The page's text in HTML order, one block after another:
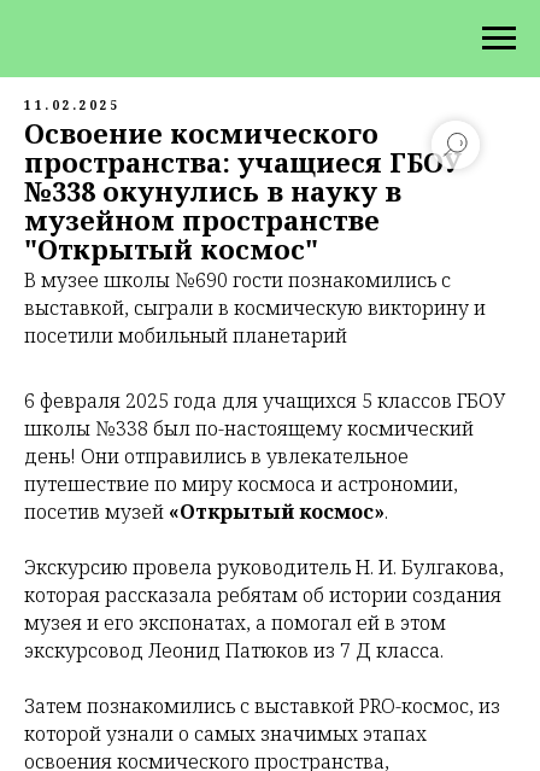
11.02.2025
Освоение космического
пространства: учащиеся ГБОУ
№338 окунулись в науку в
музейном пространстве
"Открытый космос"
В музее школы №690 гости познакомились с
выставкой, сыграли в космическую викторину и
посетили мобильный планетарий
6 февраля 2025 года для учащихся 5 классов ГБОУ
школы №338 был по-настоящему космический
день! Они отправились в увлекательное
путешествие по миру космоса и астрономии,
посетив музей «Открытый космос».
Экскурсию провела руководительН. И. Булгакова,
которая рассказала ребятам об истории создания
музея и его экспонатах, а помогал ей в этом
экскурсовод Леонид Патюков из 7 Д класса.
Затем познакомились с выставкой PRO-космос, из
которой узнали о самых значимых этапах
освоения космического пространства,